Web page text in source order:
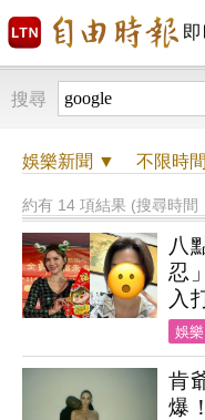
搜尋
娛樂新聞 ▼ 不限時間
約有 14 項結果 (搜尋時間
八
忍
入
娛樂
肯
爆